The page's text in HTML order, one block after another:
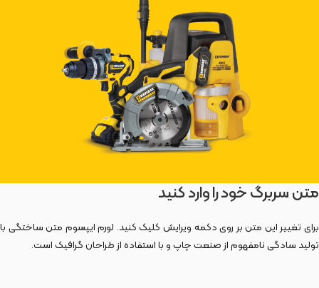
متن سربرگ خود را وارد کنید
برای تغییر این متن بر روی دکمه ویرایش کلیک کنید. لورم ایپسوم متن ساختگی با
تولید سادگی نامفهوم از صنعت چاپ و با استفاده از طراحان گرافیک است.